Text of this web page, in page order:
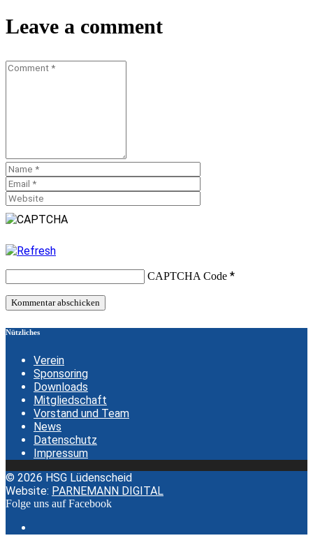
Leave a comment
CAPTCHA Code *
Nützliches
Verein
Sponsoring
Downloads
Mitgliedschaft
Vorstand und Team
News
Datenschutz
Impressum
© 2026 HSG Lüdenscheid
Website: PARNEMANN DIGITAL
Folge uns auf Facebook